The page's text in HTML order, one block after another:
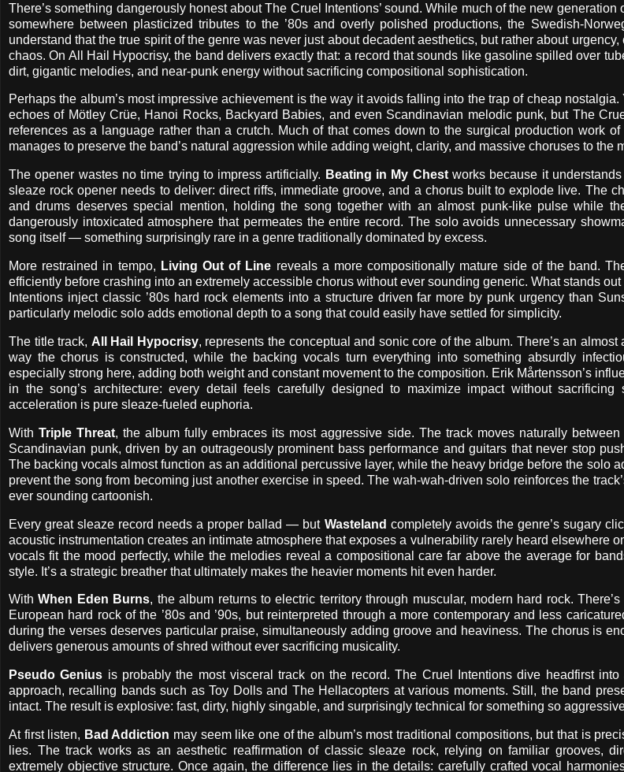
There’s something dangerously honest about The Cruel Intentions’ sound. While much of the new generation
somewhere between plasticized tributes to the ’80s and overly polished productions, the Swedish-
understand that the true spirit of the genre was never just about decadent aesthetics, but rather about urgency,
chaos. On All Hail Hypocrisy, the band delivers exactly that: a record that sounds like gasoline spilled over
dirt, gigantic melodies, and near-punk energy without sacrificing compositional sophistication.
Perhaps the album’s most impressive achievement is the way it avoids falling into the trap of cheap
echoes of Mötley Crüe, Hanoi Rocks, Backyard Babies, and even Scandinavian melodic punk, but The
references as a language rather than a crutch. Much of that comes down to the surgical production work
manages to preserve the band’s natural aggression while adding weight, clarity, and massive choruses to the
The opener wastes no time trying to impress artificially. Beating in My Chestworks because it
sleaze rock opener needs to deliver: direct riffs, immediate groove, and a chorus built to explode live. The
and drums deserves special mention, holding the song together with an almost punk-like pulse while
dangerously intoxicated atmosphere that permeates the entire record. The solo avoids unnecessary
song itself — something surprisingly rare in a genre traditionally dominated by excess.
More restrained in tempo, Living Out of Line reveals a more compositionally mature side of the band.
efficiently before crashing into an extremely accessible chorus without ever sounding generic. What stands out
Intentions inject classic ’80s hard rock elements into a structure driven far more by punk urgency than
particularly melodic solo adds emotional depth to a song that could easily have settled for simplicity.
The title track, All Hail Hypocrisy, represents the conceptual and sonic core of the album. There’s an almost
way the chorus is constructed, while the backing vocals turn everything into something absurdly
especially strong here, adding both weight and constant movement to the composition. Erik Mårtensson’s
in the song’s architecture: every detail feels carefully designed to maximize impact without sacrificing
acceleration is pure sleaze-fueled euphoria.
WithTriple Threat, the album fully embraces its most aggressive side. The track moves naturally
Scandinavian punk, driven by an outrageously prominent bass performance and guitars that never stop
The backing vocals almost function as an additional percussive layer, while the heavy bridge before the solo
prevent the song from becoming just another exercise in speed. The wah-wah-driven solo reinforces the
ever sounding cartoonish.
Every great sleaze record needs a proper ballad — but Wasteland completely avoids the genre’s sugary
acoustic instrumentation creates an intimate atmosphere that exposes a vulnerability rarely heard elsewhere
vocals fit the mood perfectly, while the melodies reveal a compositional care far above the average for
style. It’s a strategic breather that ultimately makes the heavier moments hit even harder.
WithWhen Eden Burns, the album returns to electric territory through muscular, modern hard rock.
European hard rock of the ’80s and ’90s, but reinterpreted through a more contemporary and less
during the verses deserves particular praise, simultaneously adding groove and heaviness. The chorus is
delivers generous amounts of shred without ever sacrificing musicality.
Pseudo Genius is probably the most visceral track on the record. The Cruel Intentions dive headfirst into
approach, recalling bands such as Toy Dolls and The Hellacopters at various moments. Still, the band
intact. The result is explosive: fast, dirty, highly singable, and surprisingly technical for something so
At first listen, Bad Addiction may seem like one of the album’s most traditional compositions, but that is
lies. The track works as an aesthetic reaffirmation of classic sleaze rock, relying on familiar grooves,
extremely objective structure. Once again, the difference lies in the details: carefully crafted vocal